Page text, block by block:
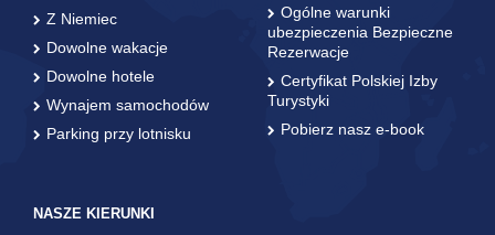
Z Niemiec
Dowolne wakacje
Dowolne hotele
Wynajem samochodów
Parking przy lotnisku
Ogólne warunki
ubezpieczenia Bezpieczne
Rezerwacje
Certyfikat Polskiej Izby
Turystyki
Pobierz nasz e-book
NASZE KIERUNKI